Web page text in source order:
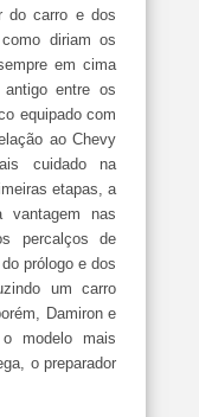
do carro e dos
diriam os
em cima
entre os
equipado com
ao Chevy
cuidado na
etapas, a
vantagem nas
percalços de
prólogo e dos
um carro
Damiron e
modelo mais
o preparador